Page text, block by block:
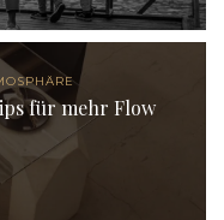
für mehr Flow